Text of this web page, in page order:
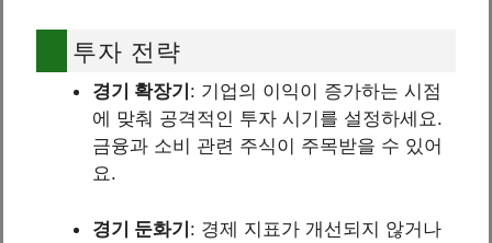
투자 전략
경기 확장기 : 기업의 이익이 증가하는 시점
에 맞춰 공격적인 투자 시기를 설정하세요.
금융과 소비 관련 주식이 주목받을 수 있어
요.
경기 둔화기: 경제 지표가 개선되지 않거나